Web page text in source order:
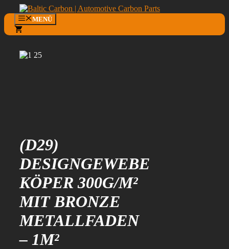
Inhalt
springen
MENÜ
(D29)
DESIGNGEWEBE
KÖPER 300G/M²
MIT BRONZE
METALLFADEN
– 1M²